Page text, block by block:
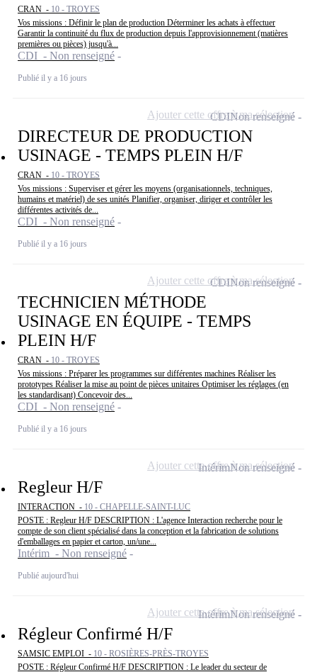
CRAN - 10 - TROYES
Vos missions : Définir le plan de production Déterminer les achats à effectuer
Garantir la continuité du flux de production depuis l'approvisionnement (matières
premières ou pièces) jusqu'à...
CDI - Non renseigné
Publié il y a 16 jours
DIRECTEUR DE PRODUCTION
USINAGE - TEMPS PLEIN H/F
CRAN - 10 - TROYES
Vos missions : Superviser et gérer les moyens (organisationnels, techniques,
humains et matériel) de ses unités Planifier, organiser, diriger et contrôler les
différentes activités de...
CDI - Non renseigné
Publié il y a 16 jours
CDINon renseigné
Ajouter cette offre à ma sélection
TECHNICIEN MÉTHODE
USINAGE EN ÉQUIPE - TEMPS
PLEIN H/F
CRAN - 10 - TROYES
Vos missions : Préparer les programmes sur différentes machines Réaliser les
prototypes Réaliser la mise au point de pièces unitaires Optimiser les réglages (en
les standardisant) Concevoir des...
CDI - Non renseigné
Publié il y a 16 jours
CDINon renseigné
Ajouter cette offre à ma sélection
Regleur H/F
INTERACTION - 10 - CHAPELLE-SAINT-LUC
POSTE : Regleur H/F DESCRIPTION : L'agence Interaction recherche pour le
compte de son client spécialisé dans la conception et la fabrication de solutions
d'emballages en papier et carton, un/une...
Intérim - Non renseigné
Publié aujourd'hui
IntérimNon renseigné
Ajouter cette offre à ma sélection
Régleur Confirmé H/F
SAMSIC EMPLOI - 10 - ROSIÈRES-PRÈS-TROYES
POSTE : Régleur Confirmé H/F DESCRIPTION : Le leader du secteur de
IntérimNon renseigné
Ajouter cette offre à ma sélection